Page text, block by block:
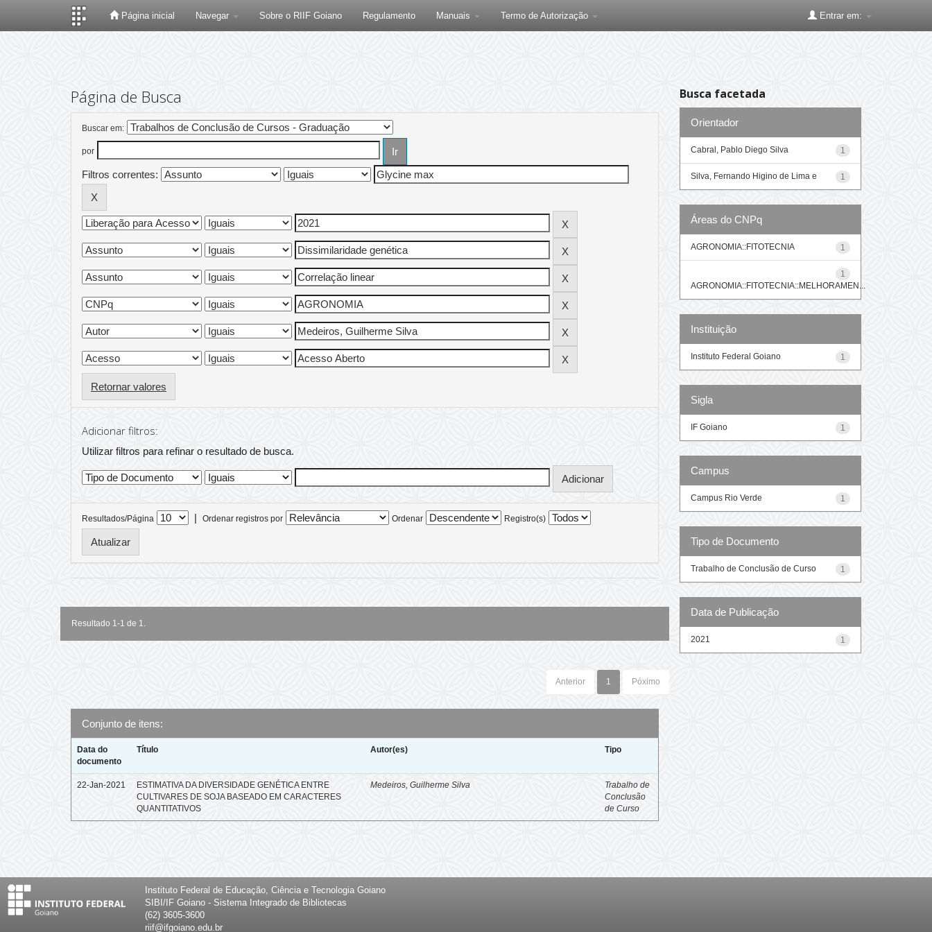
Página inicial Navegar Sobre o RIIF Goiano Regulamento Manuais Termo de Autorização Entrar em:
Página de Busca
Buscar em:
por
Filtros correntes:
Retornar valores
Adicionar filtros:
Utilizar filtros para refinar o resultado de busca.
Resultados/Página | Ordenar registros por Ordenar Registro(s)
Resultado 1-1 de 1.
Anterior 1 Póximo
Conjunto de itens:
Data do
documento
Título Autor(es) Tipo
22-Jan-2021
ESTIMATIVA DA DIVERSIDADE GENÉTICA ENTRE
CULTIVARES DE SOJA BASEADO EM CARACTERES
QUANTITATIVOS
Medeiros, Guilherme Silva
Trabalho de
Conclusão
de Curso
Busca facetada
Orientador
1
Cabral, Pablo Diego Silva
1
Silva, Fernando Higino de Lima e
Áreas do CNPq
1
AGRONOMIA::FITOTECNIA
1
AGRONOMIA::FITOTECNIA::MELHORAMEN...
Instituição
1
Instituto Federal Goiano
Sigla
1
IF Goiano
Campus
1
Campus Rio Verde
Tipo de Documento
1
Trabalho de Conclusão de Curso
Data de Publicação
1
2021
Instituto Federal de Educação, Ciência e Tecnologia Goiano
SIBI/IF Goiano - Sistema Integrado de Bibliotecas
(62) 3605-3600
riif@ifgoiano.edu.br